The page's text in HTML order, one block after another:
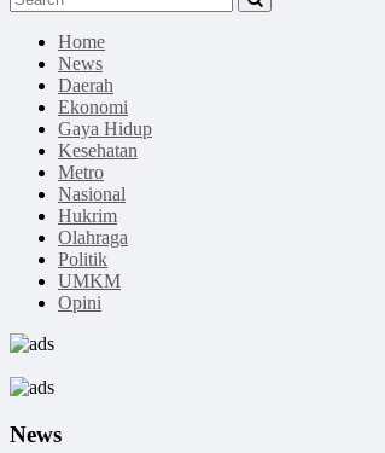
Home
News
Daerah
Ekonomi
Gaya Hidup
Kesehatan
Metro
Nasional
Hukrim
Olahraga
Politik
UMKM
Opini
News